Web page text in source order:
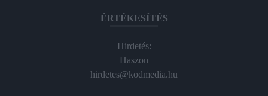
ÉRTÉKESÍTÉS
Hirdetés:
Haszon
hirdetes@kodmedia.hu